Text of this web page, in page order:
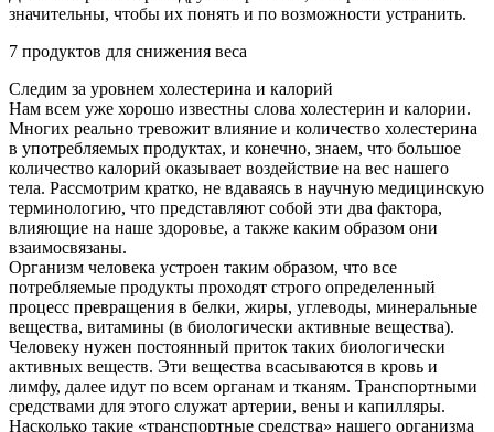
значительны, чтобы их понять и по возможности устранить.
7 продуктов для снижения веса
Следим за уровнем холестерина и калорий
Нам всем уже хорошо известны слова холестерин и калории.
Многих реально тревожит влияние и количество холестерина
в употребляемых продуктах, и конечно, знаем, что большое
количество калорий оказывает воздействие на вес нашего
тела. Рассмотрим кратко, не вдаваясь в научную медицинскую
терминологию, что представляют собой эти два фактора,
влияющие на наше здоровье, а также каким образом они
взаимосвязаны.
Организм человека устроен таким образом, что все
потребляемые продукты проходят строго определенный
процесс превращения в белки, жиры, углеводы, минеральные
вещества, витамины (в биологически активные вещества).
Человеку нужен постоянный приток таких биологически
активных веществ. Эти вещества всасываются в кровь и
лимфу, далее идут по всем органам и тканям. Транспортными
средствами для этого служат артерии, вены и капилляры.
Насколько такие «транспортные средства» нашего организма